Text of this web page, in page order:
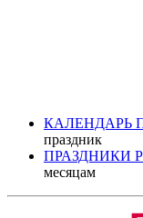
КАЛЕНДАРЬ
праздник
ПРАЗДНИКИ
месяцам